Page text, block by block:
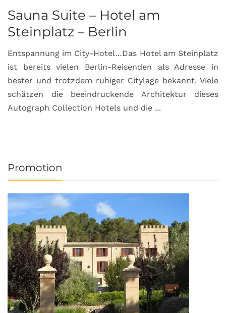
Sauna Suite – Hotel am
Steinplatz – Berlin
Entspannung im City-Hotel…Das Hotel am Steinplatz
ist bereits vielen Berlin-Reisenden als Adresse in
bester und trotzdem ruhiger Citylage bekannt. Viele
schätzen die beeindruckende Architektur dieses
Autograph Collection Hotels und die ...
Promotion